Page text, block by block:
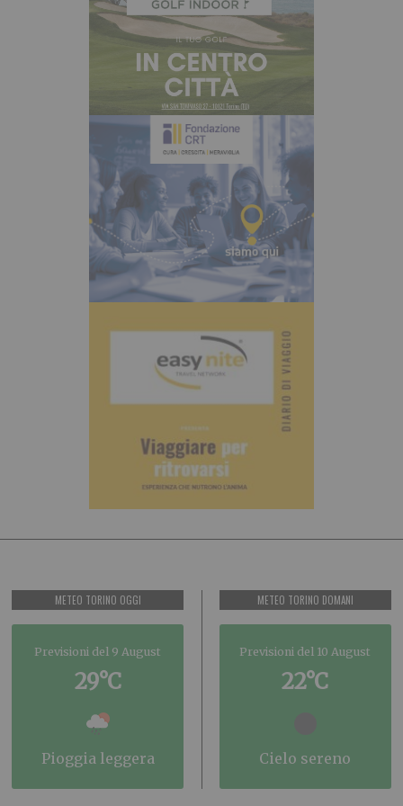
METEO TORINO OGGI
Previsioni del 9 August
29°C
pioggia leggera
METEO TORINO DOMANI
Previsioni del 10 August
22°C
cielo sereno